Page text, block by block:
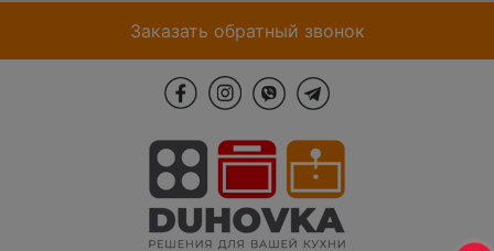
Заказать обратный звонок